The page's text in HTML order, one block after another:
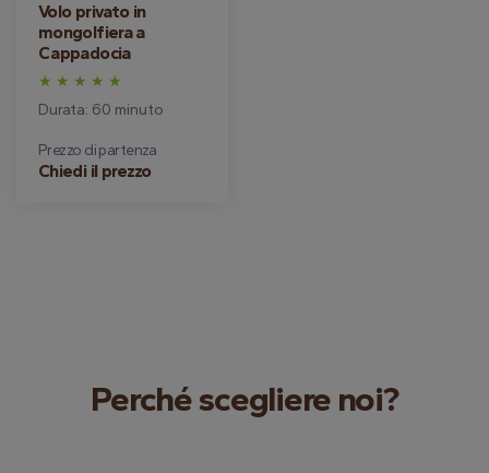
Volo privato in
mongolfiera a
Cappadocia
Durata: 60 minuto
Prezzo di partenza
Chiedi il prezzo
Perché scegliere noi?